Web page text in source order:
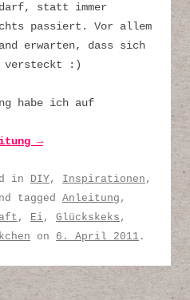
darf, statt immer
passiert. Vor allem
erwarten, dass sich
versteckt :)
habe ich auf
→
in DIY, Inspirationen ,
tagged Anleitung ,
, Ei , Glückskeks ,
on 6. April 2011 .